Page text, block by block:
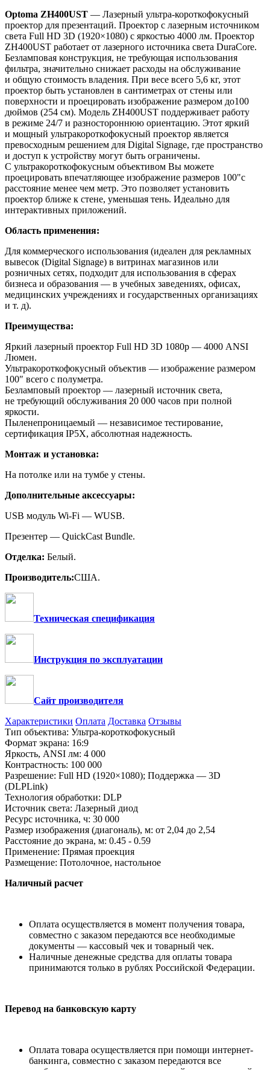
Optoma ZH400UST — Лазерный ультра-короткофокусный
проектор для презентаций. Проектор с лазерным источником
света Full HD 3D (1920×1080) с яркостью 4000 лм. Проектор
ZH400UST работает от лазерного источника света DuraCore.
Безламповая конструкция, не требующая использования
фильтра, значительно снижает расходы на обслуживание
и общую стоимость владения. При весе всего 5,6 кг, этот
проектор быть установлен в сантиметрах от стены или
поверхности и проецировать изображение размером до100
дюймов (254 см). Модель ZH400UST поддерживает работу
в режиме 24/7 и разностороннюю ориентацию. Этот яркий
и мощный ультракороткофокусный проектор является
превосходным решением для Digital Signage, где пространство
и доступ к устройству могут быть ограничены.
С ультракороткофокусным объективом Вы можете
проецировать впечатляющее изображение размеров 100"с
расстояние менее чем метр. Это позволяет установить
проектор ближе к стене, уменьшая тень. Идеально для
интерактивных приложений.
Область применения:
Для коммерческого использования (идеален для рекламных
вывесок (Digital Signage) в витринах магазинов или
розничных сетях, подходит для использования в сферах
бизнеса и образования — в учебных заведениях, офисах,
медицинских учреждениях и государственных организациях
и т. д).
Преимущества:
Яркий лазерный проектор Full HD 3D 1080p — 4000 ANSI
Люмен.
Ультракороткофокусный объектив — изображение размером
100″ всего с полуметра.
Безламповый проектор — лазерный источник света,
не требующий обслуживания 20 000 часов при полной
яркости.
Пыленепроницаемый — независимое тестирование,
сертификация IP5X, абсолютная надежность.
Монтаж и установка:
На потолке или на тумбе у стены.
Дополнительные аксессуары:
USB модуль Wi-Fi — WUSB.
Презентер — QuickCast Bundle.
Отделка: Белый.
Производитель:США.
Техническая спецификация
Инструкция по эксплуатации
Сайт производителя
Характеристики Оплата Доставка Отзывы
Тип объектива: Ультра-короткофокусный
Формат экрана: 16:9
Яркость, ANSI лм: 4 000
Контрастность: 100 000
Разрешение: Full HD (1920×1080); Поддержка — 3D
(DLPLink)
Технология обработки: DLP
Источник света: Лазерный диод
Ресурс источника, ч: 30 000
Размер изображения (диагональ), м: от 2,04 до 2,54
Расстояние до экрана, м: 0.45 - 0.59
Применение: Прямая проекция
Размещение: Потолочное, настольное
Наличный расчет
Оплата осуществляется в момент получения товара,
совместно с заказом передаются все необходимые
документы — кассовый чек и товарный чек.
Наличные денежные средства для оплаты товара
принимаются только в рублях Российской Федерации.
Перевод на банковскую карту
Оплата товара осуществляется при помощи интернет-
банкинга, совместно с заказом передаются все